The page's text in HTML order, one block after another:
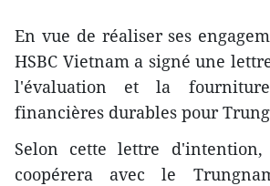
En vue de réaliser ses
HSBC Vietnam a signé une
l'évaluation et la
financières durables pour
Selon cette lettre d'intention,
coopérera avec le